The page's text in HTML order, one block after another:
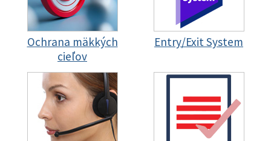
Ochrana mäkkých
cieľov
Entry/Exit System